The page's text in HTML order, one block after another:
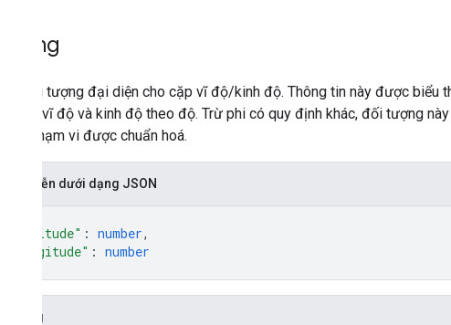
Lng
Một đối tượng đại diện cho cặp vĩ độ/kinh độ. Thông tin này được
biểu thị vĩ độ và kinh độ theo độ. Trừ phi có quy định khác, đối tượng
trong phạm vi được chuẩn hoá.
Biểu diễn dưới dạng JSON
"latitude" : number,
"longitude" : number
Trường